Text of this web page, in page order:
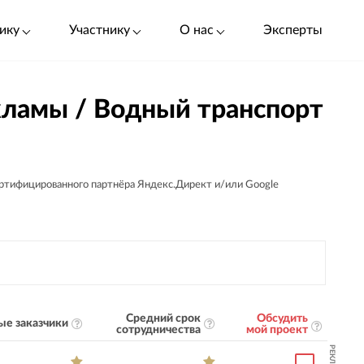
Участнику О нас Эксперты
/ Водный транспорт
партнёра Яндекс.Директ и/или Google
заказчики
Средний срок
сотрудничества
Обсудить
мой проект